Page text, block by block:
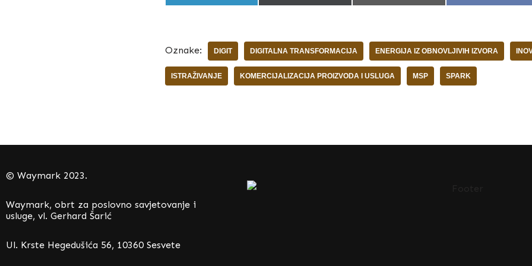
Oznake: DIGIT DIGITALNA TRANSFORMACIJA ENERGIJA IZ OBNOVLJIVIH IZVORA
ISTRAŽIVANJE KOMERCIJALIZACIJA PROIZVODA I USLUGA MSP SPARK
© Waymark 2023.
Waymark, obrt za poslovno savjetovanje i
usluge, vl. Gerhard Šarić
Ul. Krste Hegedušića 56, 10360 Sesvete